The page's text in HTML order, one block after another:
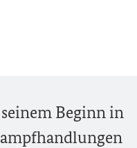
Beginn in